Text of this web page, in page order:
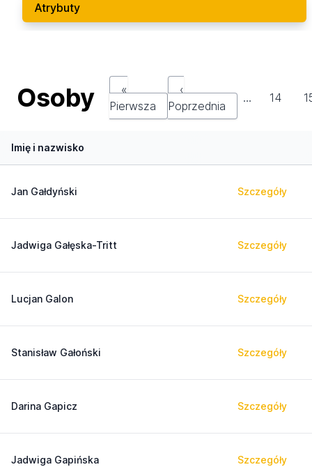
Atrybuty
Osoby
«
Pierwsza
‹
Poprzednia
… 14
Imię i nazwisko
Jan Gałdyński Szczegóły
Jadwiga Gałęska-Tritt Szczegóły
Lucjan Galon Szczegóły
Stanisław Gałoński Szczegóły
Darina Gapicz Szczegóły
Jadwiga Gapińska Szczegóły